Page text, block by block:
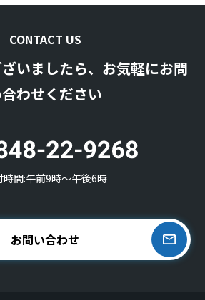
CONTACT US
いましたら、お気軽にお問
わせください
時間:午前9時〜午後6時
お問い合わせ